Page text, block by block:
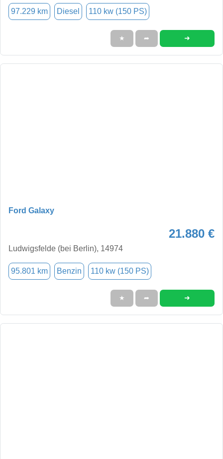
97.229 km Diesel 110 kw (150 PS)
★ ➦ ➜
Ford Galaxy
21.880 €
Ludwigsfelde (bei Berlin), 14974
95.801 km Benzin 110 kw (150 PS)
★ ➦ ➜